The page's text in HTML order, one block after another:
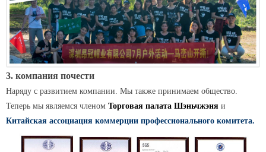
3. компания почести
Наряду с развитием компании. Мы также принимаем общество.
Теперь мы являемся членом Торговая палата Шэньчжэня и
Китайская ассоциация коммерции профессионального комитета.